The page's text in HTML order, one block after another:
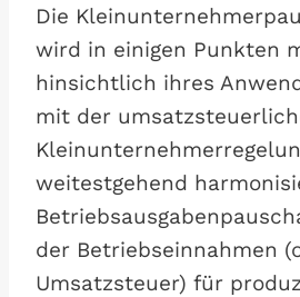
Die
wird in einigen Punkten
hinsichtlich ihres
mit der
weitestgehend
der Betriebseinnahmen
Umsatzsteuer) für